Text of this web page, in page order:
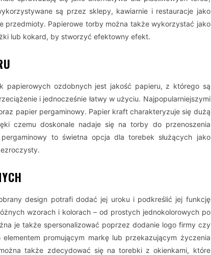
są przez sklepy, kawiarnie i restauracje jako
przedmioty. Papierowe torby można także wykorzystać jako
lub kokard, by stworzyć efektowny efekt.
ozdobnych jest jakość papieru, z którego są
i jednocześnie łatwy w użyciu. Najpopularniejszymi
papier pergaminowy. Papier kraft charakteryzuje się dużą
czemu doskonale nadaje się na torby do przenoszenia
to świetna opcja dla torebek służących jako
design potrafi dodać jej uroku i podkreślić jej funkcję
wzorach i kolorach – od prostych jednokolorowych po
je także spersonalizować poprzez dodanie logo firmy czy
promującym markę lub przekazującym życzenia
także zdecydować się na torebki z okienkami, które